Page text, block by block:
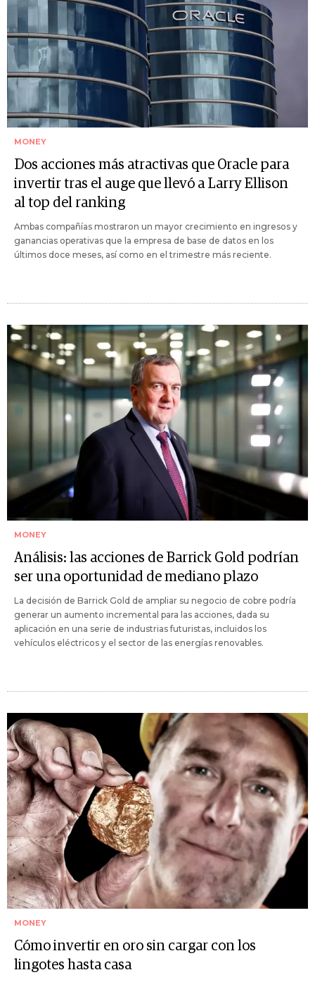
MONEY
Dos acciones más atractivas que Oracle para
invertir tras el auge que llevó a Larry Ellison
al top del ranking
Ambas compañías mostraron un mayor crecimiento en ingresos y
ganancias operativas que la empresa de base de datos en los
últimos doce meses, así como en el trimestre más reciente.
MONEY
Análisis: las acciones de Barrick Gold podrían
ser una oportunidad de mediano plazo
La decisión de Barrick Gold de ampliar su negocio de cobre podría
generar un aumento incremental para las acciones, dada su
aplicación en una serie de industrias futuristas, incluidos los
vehículos eléctricos y el sector de las energías renovables.
MONEY
Cómo invertir en oro sin cargar con los
lingotes hasta casa